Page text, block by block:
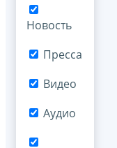
Новость
Пресса
Видео
Аудио